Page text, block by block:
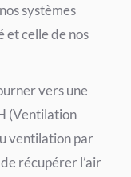
systèmes
et celle de nos
vers une
(Ventilation
ventilation par
récupérer l’air